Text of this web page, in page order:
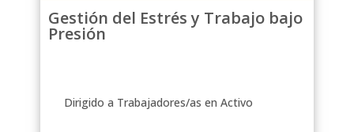
Gestión del Estrés y Trabajo bajo
Presión
Dirigido a Trabajadores/as en Activo